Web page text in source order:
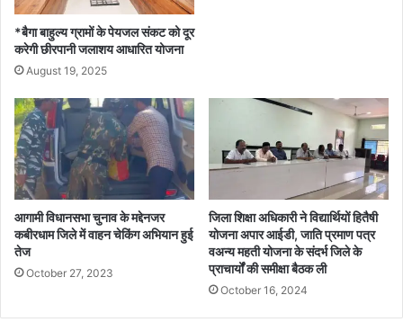
बोहरा*
*बैगा बाहुल्य ग्रामों के पेयजल संकट को दूर
करेगी छीरपानी जलाशय आधारित योजना
August 19, 2025
आगामी विधानसभा चुनाव के मद्देनजर
कबीरधाम जिले में वाहन चेकिंग अभियान हुई
तेज
October 27, 2023
जिला शिक्षा अधिकारी ने विद्यार्थियों हितैषी
योजना अपार आईडी, जाति प्रमाण पत्र
वअन्य महती योजना के संदर्भ जिले के
प्राचार्यों की समीक्षा बैठक ली
October 16, 2024